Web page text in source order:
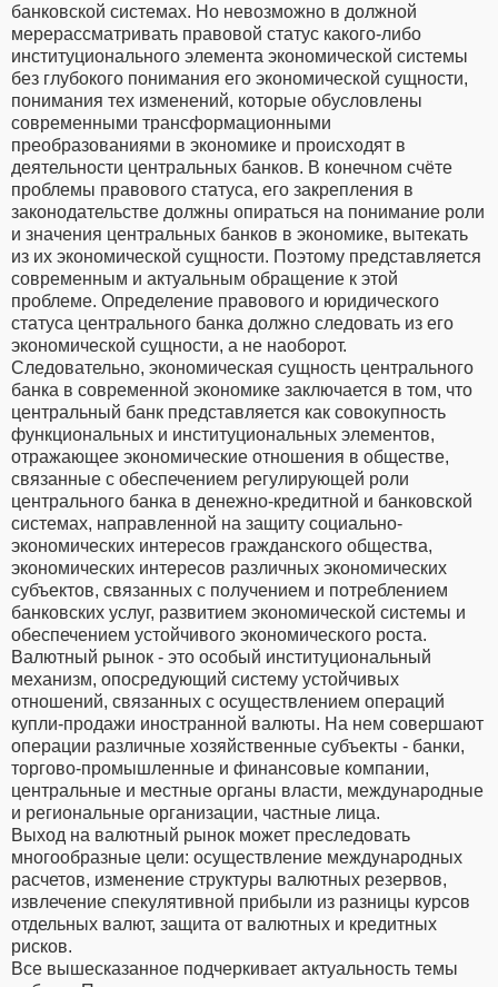
банковской системах. Но невозможно в должной
мерерассматривать правовой статус какого-либо
институционального элемента экономической системы
без глубокого понимания его экономической сущности,
понимания тех изменений, которые обусловлены
современными трансформационными
преобразованиями в экономике и происходят в
деятельности центральных банков. В конечном счёте
проблемы правового статуса, его закрепления в
законодательстве должны опираться на понимание роли
и значения центральных банков в экономике, вытекать
из их экономической сущности. Поэтому представляется
современным и актуальным обращение к этой
проблеме. Определение правового и юридического
статуса центрального банка должно следовать из его
экономической сущности, а не наоборот.
Следовательно, экономическая сущность центрального
банка в современной экономике заключается в том, что
центральный банк представляется как совокупность
функциональных и институциональных элементов,
отражающее экономические отношения в обществе,
связанные с обеспечением регулирующей роли
центрального банка в денежно-кредитной и банковской
системах, направленной на защиту социально-
экономических интересов гражданского общества,
экономических интересов различных экономических
субъектов, связанных с получением и потреблением
банковских услуг, развитием экономической системы и
обеспечением устойчивого экономического роста.
Валютный рынок - это особый институциональный
механизм, опосредующий систему устойчивых
отношений, связанных с осуществлением операций
купли-продажи иностранной валюты. На нем совершают
операции различные хозяйственные субъекты - банки,
торгово-промышленные и финансовые компании,
центральные и местные органы власти, международные
и региональные организации, частные лица.
Выход на валютный рынок может преследовать
многообразные цели: осуществление международных
расчетов, изменение структуры валютных резервов,
извлечение спекулятивной прибыли из разницы курсов
отдельных валют, защита от валютных и кредитных
рисков.
Все вышесказанное подчеркивает актуальность темы